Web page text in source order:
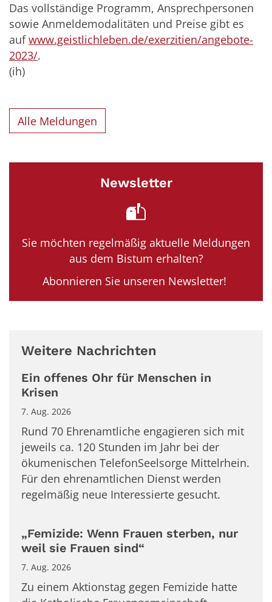
Das vollständige Programm, Ansprechpersonen
sowie Anmeldemodalitäten und Preise gibt es
aufwww.geistlichleben.de/exerzitien/angebote-
2023/.
(ih)
Alle Meldungen
Newsletter
Sie möchten regelmäßig aktuelle Meldungen
aus dem Bistum erhalten?
Abonnieren Sie unseren Newsletter!
Weitere Nachrichten
Ein offenes Ohr für Menschen in
Krisen
7. Aug. 2026
Rund 70 Ehrenamtliche engagieren sich mit
jeweils ca. 120 Stunden im Jahr bei der
ökumenischen TelefonSeelsorge Mittelrhein.
Für den ehrenamtlichen Dienst werden
regelmäßig neue Interessierte gesucht.
„Femizide: Wenn Frauen sterben, nur
weil sie Frauen sind“
7. Aug. 2026
Zu einem Aktionstag gegen Femizide hatte